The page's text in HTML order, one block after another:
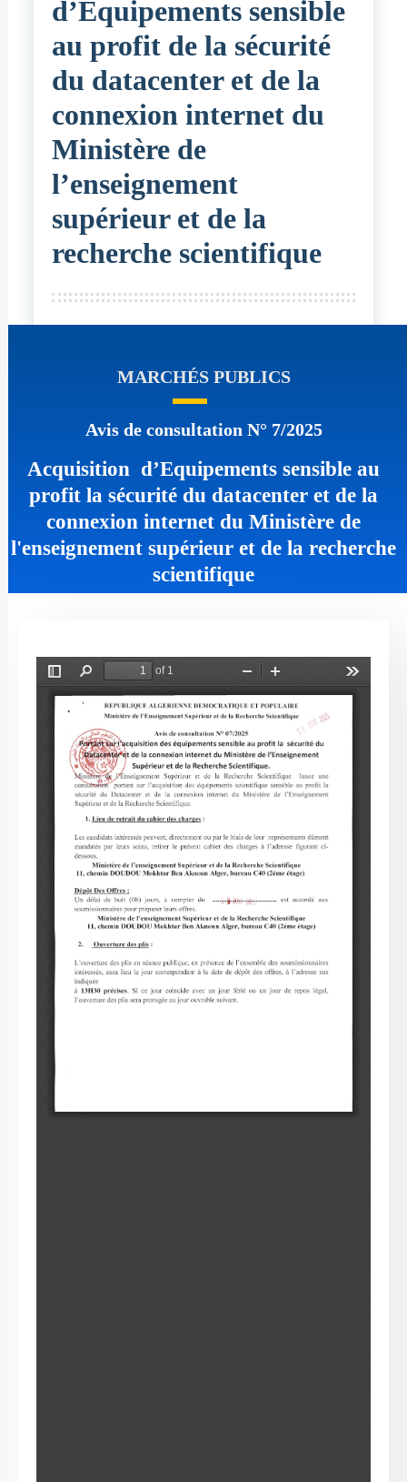
d’Equipements sensible
au profit de la sécurité
du datacenter et de la
connexion internet du
Ministère de
l’enseignement
supérieur et de la
recherche scientifique
MARCHÉS PUBLICS
Avis de consultation N° 7/2025
Acquisition d’Equipements sensible au
profit la sécurité du datacenter et de la
connexion internet du Ministère de
l'enseignement supérieur et de la recherche
scientifique